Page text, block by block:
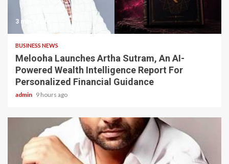
3 min read
BUSINESS NEWS
Melooha Launches Artha Sutram, An AI-
Powered Wealth Intelligence Report For
Personalized Financial Guidance
admin 9 hours ago